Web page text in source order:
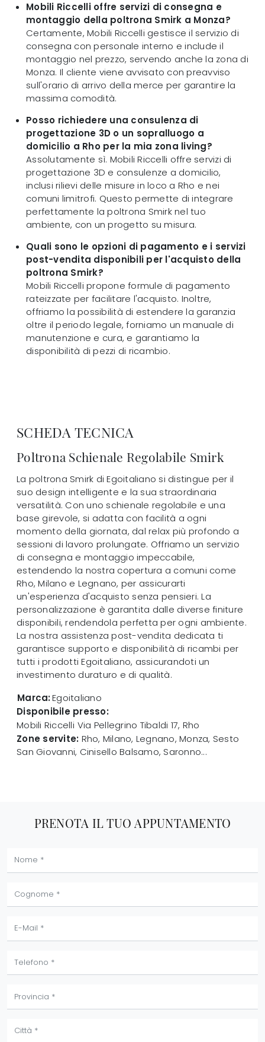
Mobili Riccelli offre servizi di consegna e
montaggio della poltrona Smirk a Monza?
Certamente, Mobili Riccelli gestisce il servizio di
consegna con personale interno e include il
montaggio nel prezzo, servendo anche la zona di
Monza. Il cliente viene avvisato con preavviso
sull'orario di arrivo della merce per garantire la
massima comodità.
Posso richiedere una consulenza di
progettazione 3D o un sopralluogo a
domicilio a Rho per la mia zona living?
Assolutamente sì. Mobili Riccelli offre servizi di
progettazione 3D e consulenze a domicilio,
inclusi rilievi delle misure in loco a Rho e nei
comuni limitrofi. Questo permette di integrare
perfettamente la poltrona Smirk nel tuo
ambiente, con un progetto su misura.
Quali sono le opzioni di pagamento e i servizi
post-vendita disponibili per l'acquisto della
poltrona Smirk?
Mobili Riccelli propone formule di pagamento
rateizzate per facilitare l'acquisto. Inoltre,
offriamo la possibilità di estendere la garanzia
oltre il periodo legale, forniamo un manuale di
manutenzione e cura, e garantiamo la
disponibilità di pezzi di ricambio.
SCHEDA TECNICA
Poltrona Schienale Regolabile Smirk
La poltrona Smirk di Egoitaliano si distingue per il
suo design intelligente e la sua straordinaria
versatilità. Con uno schienale regolabile e una
base girevole, si adatta con facilità a ogni
momento della giornata, dal relax più profondo a
sessioni di lavoro prolungate. Offriamo un servizio
di consegna e montaggio impeccabile,
estendendo la nostra copertura a comuni come
Rho, Milano e Legnano, per assicurarti
un'esperienza d'acquisto senza pensieri. La
personalizzazione è garantita dalle diverse finiture
disponibili, rendendola perfetta per ogni ambiente.
La nostra assistenza post-vendita dedicata ti
garantisce supporto e disponibilità di ricambi per
tutti i prodotti Egoitaliano, assicurandoti un
investimento duraturo e di qualità.
Marca:Egoitaliano
Disponibile presso:
Mobili Riccelli Via Pellegrino Tibaldi 17, Rho
Zone servite: Rho, Milano, Legnano, Monza, Sesto
San Giovanni, Cinisello Balsamo, Saronno...
PRENOTA IL TUO APPUNTAMENTO